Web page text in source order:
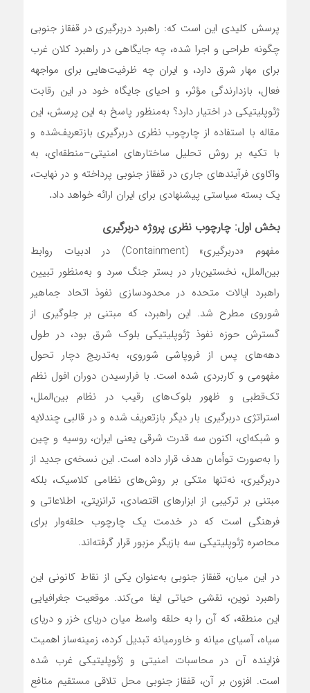
پرسش کلیدی این است که: راهبرد دربرگیری در قفقاز جنوبی
چگونه طراحی و اجرا شده، چه جایگاهی در راهبرد کلان غرب
برای مهار شرق دارد، و ایران چه ظرفیت‌هایی برای مواجهه
فعال، بازدارندگی مؤثر، و احیای جایگاه خود در این رقابت
ژئوپلیتیکی در اختیار دارد؟ به‌منظور پاسخ به این پرسش، این
مقاله با استفاده از چارچوب نظری دربرگیری بازتعریف‌شده و
با تکیه بر روش تحلیل ساختارهای امنیتی–منطقه‌ای، به
واکاوی فرآیندهای جاری در قفقاز جنوبی پرداخته و در نهایت،
یک بسته سیاستی پیشنهادی برای ایران ارائه خواهد داد.
بخش اول: چارچوب نظری پروژه دربرگیری
مفهوم «دربرگیری» (Containment) در ادبیات روابط
بین‌الملل، نخستین‌بار در بستر جنگ سرد و به‌منظور تبیین
راهبرد ایالات متحده در محدودسازی نفوذ اتحاد جماهیر
شوروی مطرح شد. این راهبرد، که مبتنی بر جلوگیری از
گسترش حوزه نفوذ ژئوپلیتیکی بلوک شرق بود، در طول
دهه‌های پس از فروپاشی شوروی، به‌تدریج دچار تحول
مفهومی و کاربردی شده است. با فرارسیدن دوران افول نظم
تک‌قطبی و ظهور بلوک‌های رقیب در نظام بین‌الملل،
استراتژی دربرگیری بار دیگر بازتعریف شده و در قالبی چندلایه
و شبکه‌ای، اکنون سه قدرت شرقی یعنی ایران، روسیه و چین
را به‌صورت توأمان هدف قرار داده است. این نسخه‌ی جدید از
دربرگیری، نه‌تنها متکی بر روش‌های نظامی کلاسیک، بلکه
مبتنی بر ترکیبی از ابزارهای اقتصادی، ترانزیتی، اطلاعاتی و
فرهنگی است که در خدمت یک چارچوب حلقه‌وار برای
محاصره ژئوپلیتیکی سه بازیگر مزبور قرار گرفته‌اند.
در این میان، قفقاز جنوبی به‌عنوان یکی از نقاط کانونی این
راهبرد نوین، نقشی حیاتی ایفا می‌کند. موقعیت جغرافیایی
این منطقه، که آن را به حلقه واسط میان دریای خزر و دریای
سیاه، آسیای میانه و خاورمیانه تبدیل کرده، زمینه‌ساز اهمیت
فزاینده آن در محاسبات امنیتی و ژئوپلیتیکی غرب شده
است. افزون بر آن، قفقاز جنوبی محل تلاقی مستقیم منافع